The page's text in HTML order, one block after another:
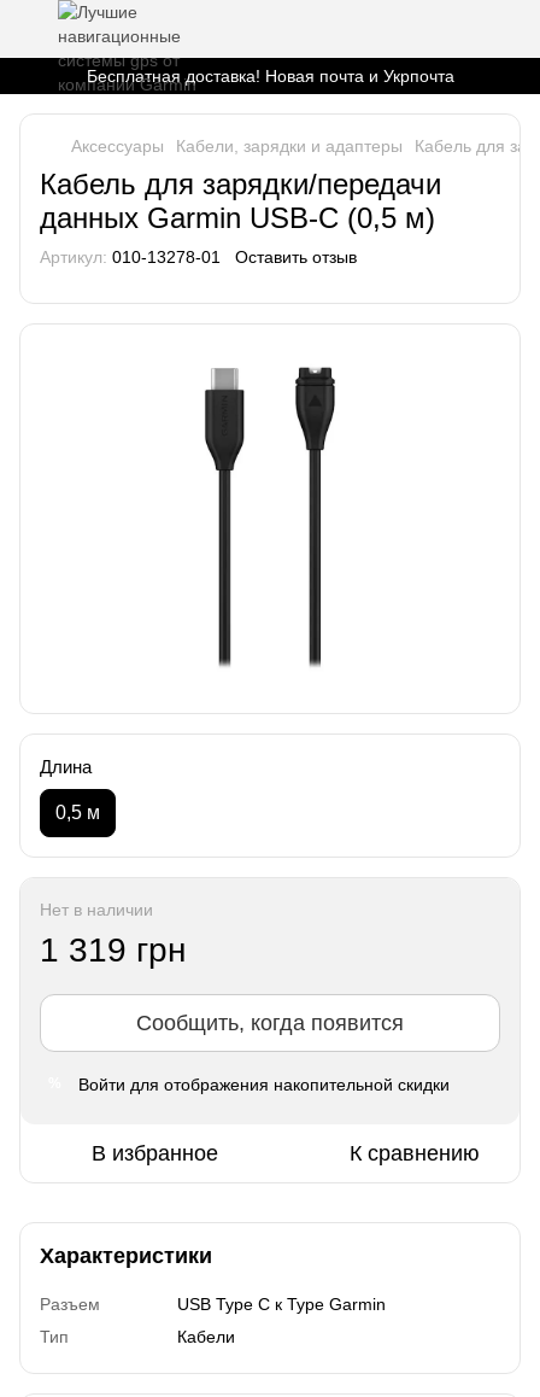
Бесплатная доставка! Новая почта и Укрпочта
Аксессуары Кабели, зарядки и адаптеры Кабель для
Кабель для зарядки/передачи
данных Garmin USB-C (0,5 м)
Артикул: 010-13278-01 Оставить отзыв
Длина
0,5 м
Нет в наличии
1 319 грн
Сообщить, когда появится
Войти для отображения накопительной скидки
В избранное К сравнению
Характеристики
Разъем
USB Type C к Type Garmin
Тип
Кабели